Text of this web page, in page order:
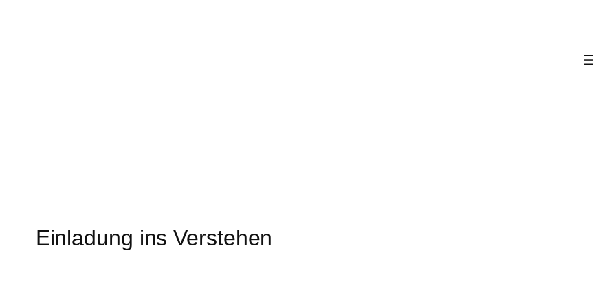
Einladung ins Verstehen